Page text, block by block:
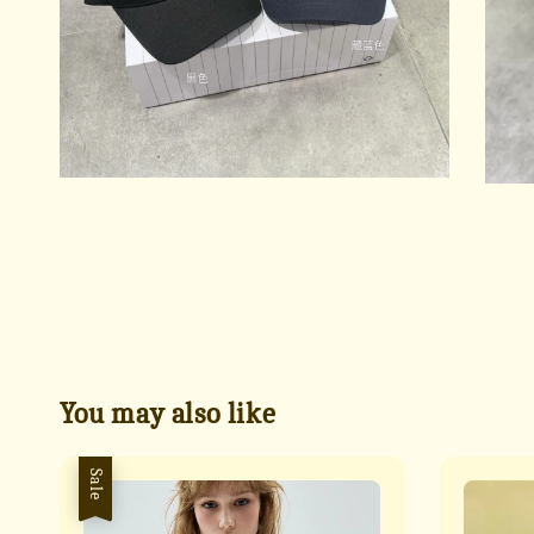
You may also like
Sale